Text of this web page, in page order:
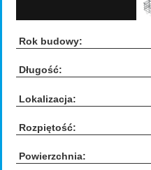
Rok budowy:
Długość:
Lokalizacja:
Rozpiętość:
Powierzchnia: